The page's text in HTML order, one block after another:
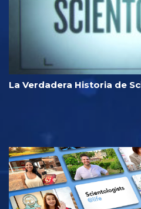
La Verdadera Historia de